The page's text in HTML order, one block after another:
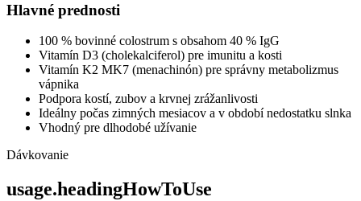
Hlavné prednosti
100 % bovinné colostrum s obsahom 40 % IgG
Vitamín D3 (cholekalciferol) pre imunitu a kosti
Vitamín K2 MK7 (menachinón) pre správny metabolizmus
vápnika
Podpora kostí, zubov a krvnej zrážanlivosti
Ideálny počas zimných mesiacov a v období nedostatku slnka
Vhodný pre dlhodobé užívanie
Dávkovanie
usage.headingHowToUse